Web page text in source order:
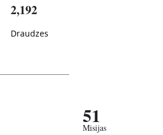
2,192
Draudzes
51
Misijas